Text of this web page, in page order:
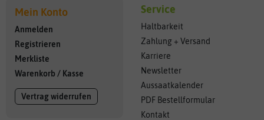
Mein Konto
Anmelden
Registrieren
Merkliste
Warenkorb / Kasse
Vertrag widerrufen
Service
Haltbarkeit
Zahlung + Versand
Karriere
Newsletter
Aussaatkalender
PDF Bestellformular
Kontakt